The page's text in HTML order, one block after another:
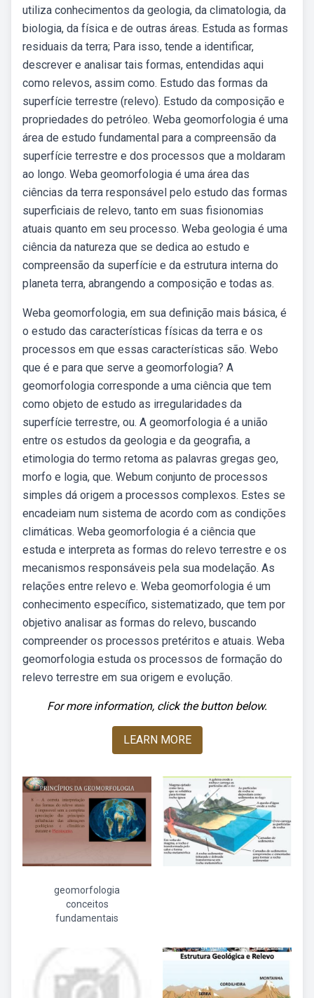
utiliza conhecimentos da geologia, da climatologia, da
biologia, da física e de outras áreas. Estuda as formas
residuais da terra; Para isso, tende a identificar,
descrever e analisar tais formas, entendidas aqui
como relevos, assim como. Estudo das formas da
superfície terrestre (relevo). Estudo da composição e
propriedades do petróleo. Weba geomorfologia é uma
área de estudo fundamental para a compreensão da
superfície terrestre e dos processos que a moldaram
ao longo. Weba geomorfologia é uma área das
ciências da terra responsável pelo estudo das formas
superficiais de relevo, tanto em suas fisionomias
atuais quanto em seu processo. Weba geologia é uma
ciência da natureza que se dedica ao estudo e
compreensão da superfície e da estrutura interna do
planeta terra, abrangendo a composição e todas as.
Weba geomorfologia, em sua definição mais básica, é
o estudo das características físicas da terra e os
processos em que essas características são. Webo
que é e para que serve a geomorfologia? A
geomorfologia corresponde a uma ciência que tem
como objeto de estudo as irregularidades da
superfície terrestre, ou. A geomorfologia é a união
entre os estudos da geologia e da geografia, a
etimologia do termo retoma as palavras gregas geo,
morfo e logia, que. Webum conjunto de processos
simples dá origem a processos complexos. Estes se
encadeiam num sistema de acordo com as condições
climáticas. Weba geomorfologia é a ciência que
estuda e interpreta as formas do relevo terrestre e os
mecanismos responsáveis pela sua modelação. As
relações entre relevo e. Weba geomorfologia é um
conhecimento específico, sistematizado, que tem por
objetivo analisar as formas do relevo, buscando
compreender os processos pretéritos e atuais. Weba
geomorfologia estuda os processos de formação do
relevo terrestre em sua origem e evolução.
For more information, click the button below.
LEARN MORE
geomorfologia
conceitos
fundamentais